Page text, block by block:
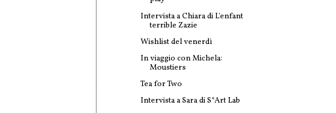
Intervista a Chiara di L'enfant
terrible Zazie
Wishlist del venerdì
In viaggio con Michela:
Moustiers
Tea for Two
Intervista a Sara di S*Art Lab